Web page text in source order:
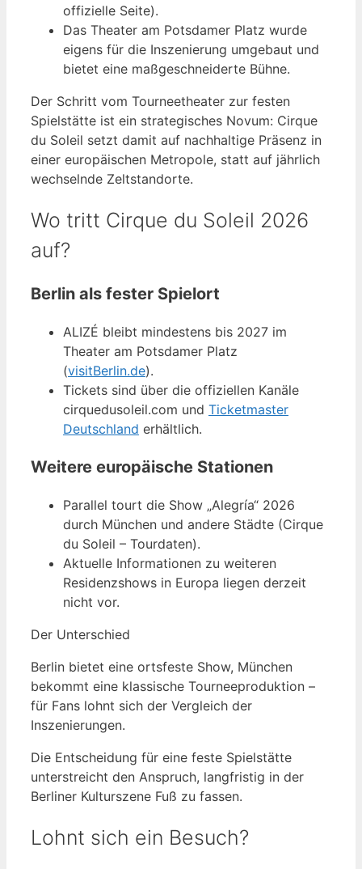
offizielle Seite).
Das Theater am Potsdamer Platz wurde
eigens für die Inszenierung umgebaut und
bietet eine maßgeschneiderte Bühne.
Der Schritt vom Tourneetheater zur festen
Spielstätte ist ein strategisches Novum: Cirque
du Soleil setzt damit auf nachhaltige Präsenz in
einer europäischen Metropole, statt auf jährlich
wechselnde Zeltstandorte.
Wo tritt Cirque du Soleil 2026
auf?
Berlin als fester Spielort
ALIZÉ bleibt mindestens bis 2027 im
Theater am Potsdamer Platz
(visitBerlin.de).
Tickets sind über die offiziellen Kanäle
cirquedusoleil.com und Ticketmaster
Deutschland erhältlich.
Weitere europäische Stationen
Parallel tourt die Show „Alegría“ 2026
durch München und andere Städte (Cirque
du Soleil – Tourdaten).
Aktuelle Informationen zu weiteren
Residenzshows in Europa liegen derzeit
nicht vor.
Der Unterschied
Berlin bietet eine ortsfeste Show, München
bekommt eine klassische Tourneeproduktion –
für Fans lohnt sich der Vergleich der
Inszenierungen.
Die Entscheidung für eine feste Spielstätte
unterstreicht den Anspruch, langfristig in der
Berliner Kulturszene Fuß zu fassen.
Lohnt sich ein Besuch?